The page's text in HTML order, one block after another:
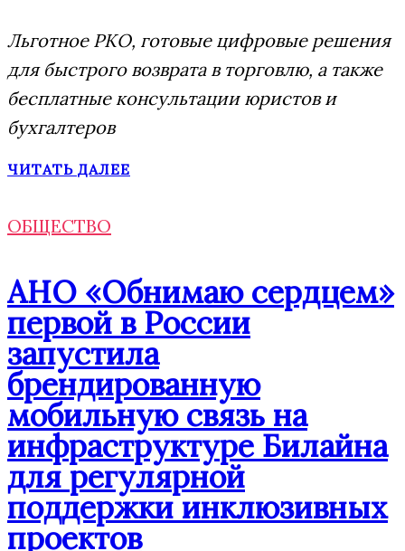
Льготное РКО, готовые цифровые решения
для быстрого возврата в торговлю, а также
бесплатные консультации юристов и
бухгалтеров
ЧИТАТЬ ДАЛЕЕ
ОБЩЕСТВО
АНО «Обнимаю сердцем»
первой в России
запустила
брендированную
мобильную связь на
инфраструктуре Билайна
для регулярной
поддержки инклюзивных
проектов